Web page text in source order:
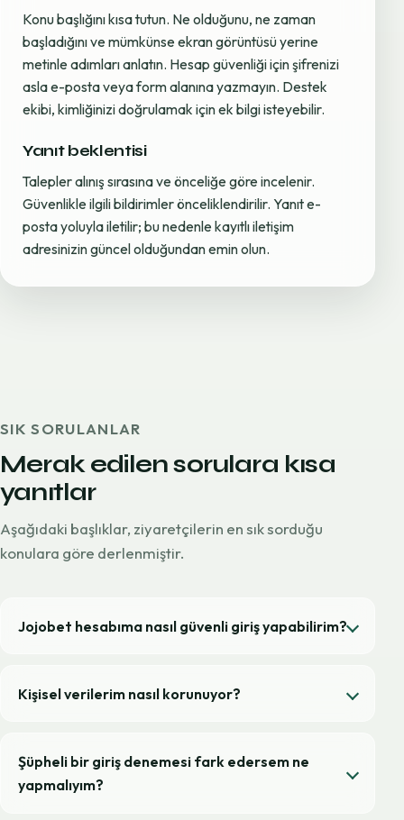
Konu başlığını kısa tutun. Ne olduğunu, ne zaman
başladığını ve mümkünse ekran görüntüsü yerine
metinle adımları anlatın. Hesap güvenliği için şifrenizi
asla e-posta veya form alanına yazmayın. Destek
ekibi, kimliğinizi doğrulamak için ek bilgi isteyebilir.
Yanıt beklentisi
Talepler alınış sırasına ve önceliğe göre incelenir.
Güvenlikle ilgili bildirimler önceliklendirilir. Yanıt e-
posta yoluyla iletilir; bu nedenle kayıtlı iletişim
adresinizin güncel olduğundan emin olun.
SIK SORULANLAR
Merak edilen sorulara kısa
yanıtlar
Aşağıdaki başlıklar, ziyaretçilerin en sık sorduğu
konulara göre derlenmiştir.
Jojobet hesabıma nasıl güvenli giriş yapabilirim?
Kişisel verilerim nasıl korunuyor?
Şüpheli bir giriş denemesi fark edersem ne
yapmalıyım?